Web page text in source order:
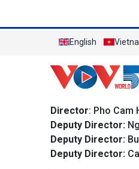
English
Director: Pho Cam
Deputy Director:
Deputy Director:
Deputy Director: